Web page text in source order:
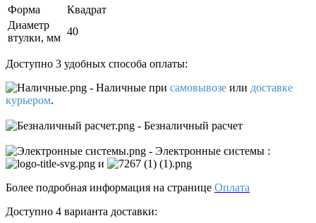
Форма
Квадрат
Диаметр
втулки, мм
40
Доступно 3 удобных способа оплаты:
- Наличные при самовывозе или доставке
курьером.
- Безналичный расчет
- Электронные системы :
и
Более подробная информация на странице Оплата
Доступно 4 варианта доставки: